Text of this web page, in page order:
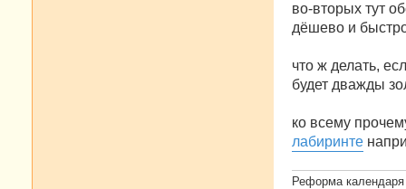
и
е
во-вторых тут
дёшево и
что ж делать,
будет дважды
ко всему
лабиринте
Реформа календаря